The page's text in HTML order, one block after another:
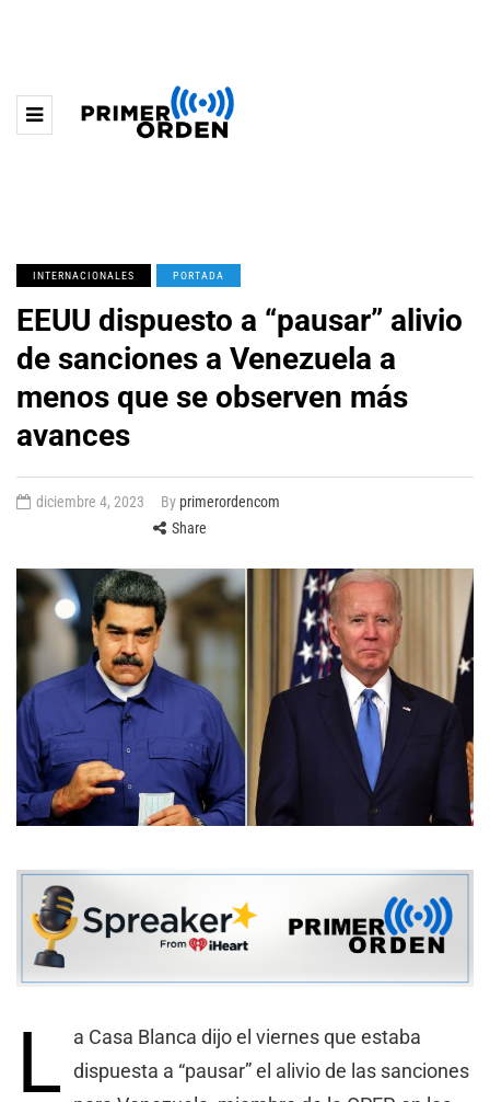
INTERNACIONALES PORTADA
EEUU dispuesto a “pausar” alivio
de sanciones a Venezuela a
menos que se observen más
avances
diciembre 4, 2023 By primerordencom
Share
L
a Casa Blanca dijo el viernes que estaba
dispuesta a “pausar” el alivio de las sanciones